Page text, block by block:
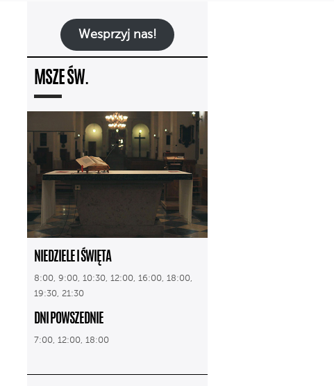
Wesprzyj nas!
MSZE ŚW.
NIEDZIELE I ŚWIĘTA
8:00, 9:00, 10:30, 12:00, 16:00, 18:00,
19:30, 21:30
DNI POWSZEDNIE
7:00, 12:00, 18:00